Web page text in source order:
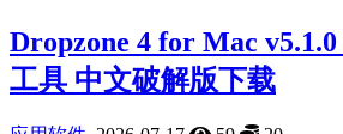
Dropzone 4 for Mac
工具 中文破解版下载